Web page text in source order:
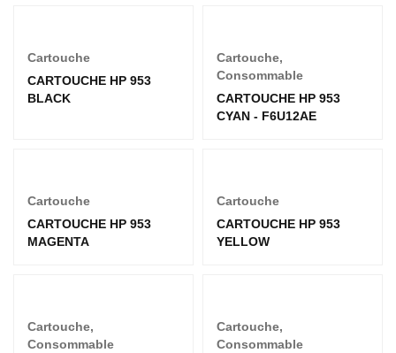
Cartouche
CARTOUCHE HP 953
BLACK
Cartouche,
Consommable
CARTOUCHE HP 953
CYAN - F6U12AE
Cartouche
CARTOUCHE HP 953
MAGENTA
Cartouche
CARTOUCHE HP 953
YELLOW
Cartouche,
Consommable
Cartouche,
Consommable